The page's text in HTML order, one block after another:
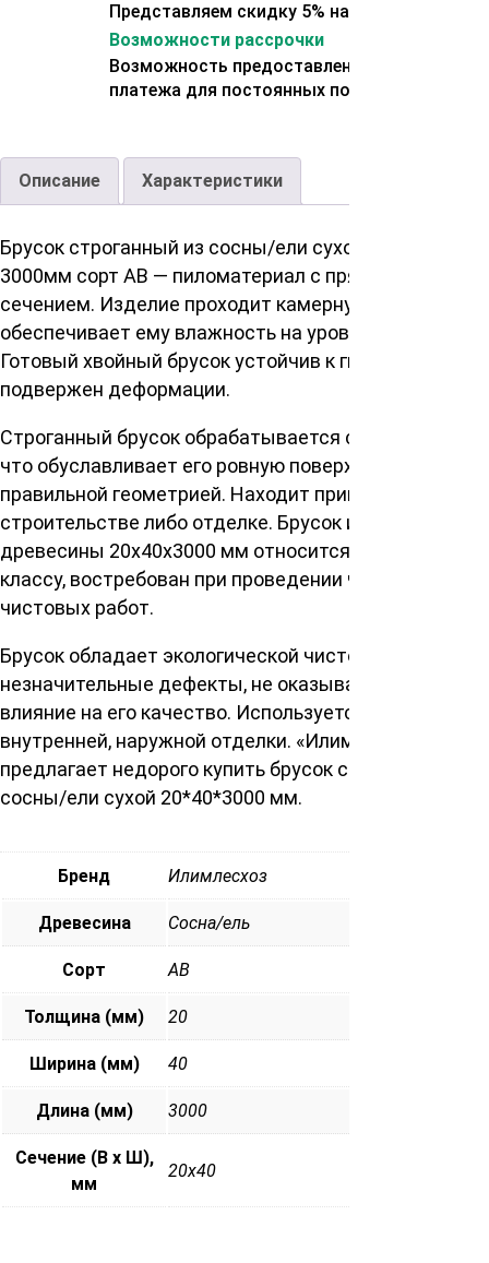
Представляем скидку 5% на второй заказ
Возможности рассрочки
Возможность предоставления отсрочки
платежа для постоянных покупателей.
Описание Характеристики
Брусок строганный из сосны/ели сухой 20 40
3000мм сорт AB — пиломатериал с прямоугольным
сечением. Изделие проходит камерную сушку, что
обеспечивает ему влажность на уровне 12%.
Готовый хвойный брусок устойчив к гниению, не
подвержен деформации.
Строганный брусок обрабатывается с 4-х сторон,
что обуславливает его ровную поверхность с
правильной геометрией. Находит применение в
строительстве либо отделке. Брусок из хвойной
древесины 20х40х3000 мм относится к среднему
классу, востребован при проведении черновых либо
чистовых работ.
Брусок обладает экологической чистотой, имеет
незначительные дефекты, не оказывающие
влияние на его качество. Используется для
внутренней, наружной отделки. «Илимлесхоз»
предлагает недорого купить брусок строганный из
сосны/ели сухой 20*40*3000 мм.
Бренд Илимлесхоз
Древесина Сосна/ель
Сорт АВ
Толщина (мм) 20
Ширина (мм) 40
Длина (мм) 3000
Сечение (В х Ш),
мм
20х40